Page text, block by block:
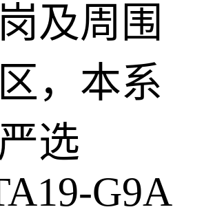
及周围
，本系
选
G9A